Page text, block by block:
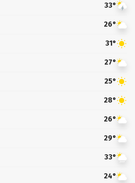
33°
26°
31°
27°
25°
28°
26°
29°
33°
24°